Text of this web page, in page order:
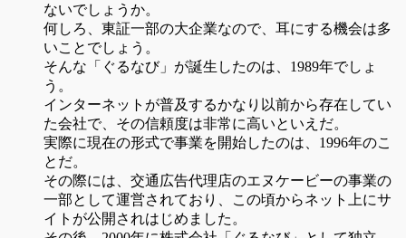
ないでしょうか。
何しろ、東証一部の大企業なので、耳にする機会は多
いことでしょう。
そんな「ぐるなび」が誕生したのは、1989年でしょ
う。
インターネットが普及するかなり以前から存在してい
た会社で、その信頼度は非常に高いといえだ。
実際に現在の形式で事業を開始したのは、1996年のこ
とだ。
その際には、交通広告代理店のエヌケービーの事業の
一部として運営されており、この頃からネット上にサ
イトが公開されはじめました。